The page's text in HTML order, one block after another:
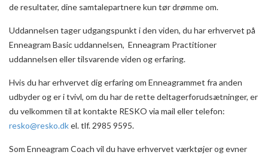
de resultater, dine samtalepartnere kun tør drømme om.
Uddannelsen tager udgangspunkt i den viden, du har erhvervet på
Enneagram Basic uddannelsen, Enneagram Practitioner
uddannelsen eller tilsvarende viden og erfaring.
Hvis du har erhvervet dig erfaring om Enneagrammet fra anden
udbyder og er i tvivl, om du har de rette deltagerforudsætninger, er
du velkommen til at kontakte RESKO via mail eller telefon:
resko@resko.dkel. tlf. 2985 9595.
Som Enneagram Coach vil du have erhvervet værktøjer og evner